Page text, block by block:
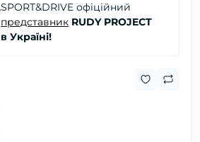
SPORT&DRIVE офіційний
представник RUDY PROJECT
в Україні!